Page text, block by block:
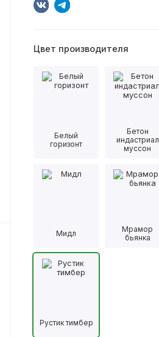
Цвет производителя
Белый
горизонт
Бетон
индастриал
муссон
Мидл
Мрамор
бьянка
Рустик тимбер